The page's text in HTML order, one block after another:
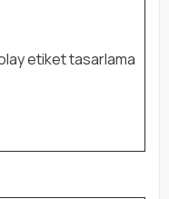
etiket tasarlama